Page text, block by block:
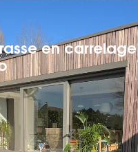
en carrelage